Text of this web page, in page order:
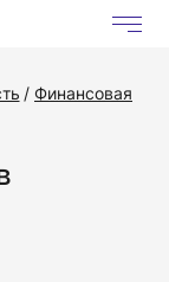
Финансовая